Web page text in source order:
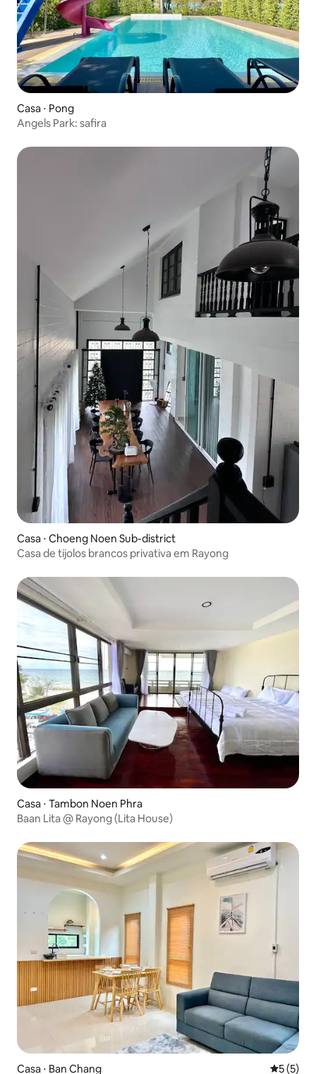
Casa ⋅ Pong
Angels Park: safira
Casa ⋅ Choeng Noen Sub-district
Casa de tijolos brancos privativa em Rayong
Casa ⋅ Tambon Noen Phra
Baan Lita @ Rayong (Lita House)
Casa ⋅ Ban Chang 5 de
5 (5)